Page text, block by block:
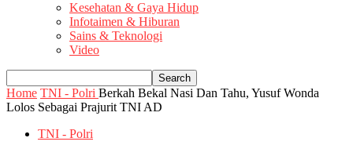
Kesehatan & Gaya Hidup
Infotaimen & Hiburan
Sains & Teknologi
Video
Home TNI - Polri Berkah Bekal Nasi Dan Tahu, Yusuf Wonda
Lolos Sebagai Prajurit TNI AD
TNI - Polri